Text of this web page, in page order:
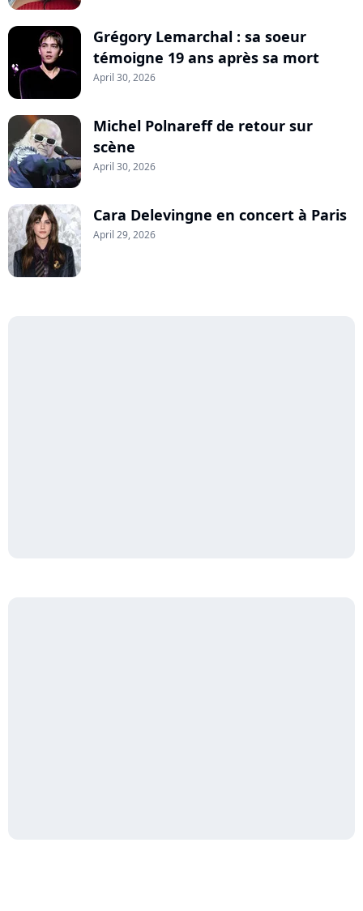
Grégory Lemarchal : sa soeur
témoigne 19 ans après sa mort
April 30, 2026
Michel Polnareff de retour sur
scène
April 30, 2026
Cara Delevingne en concert à Paris
April 29, 2026